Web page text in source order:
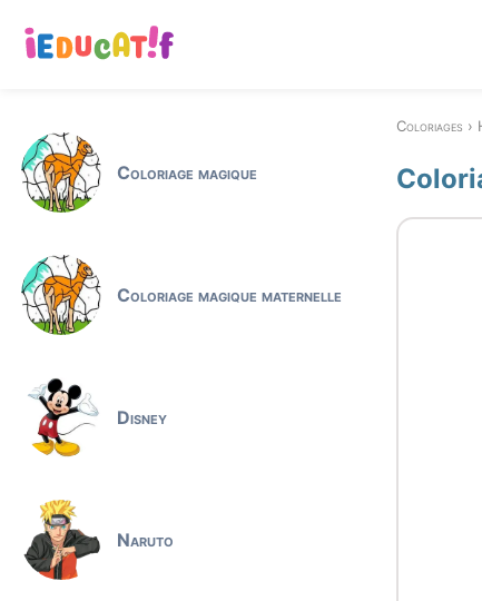
Coloriage magique
Coloriage magique maternelle
Disney
Naruto
Coloriages